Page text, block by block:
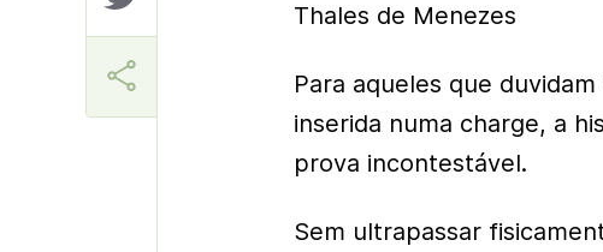
Thales de Menezes
Para aqueles que
inserida numa charge, a
prova incontestável.
Sem ultrapassar